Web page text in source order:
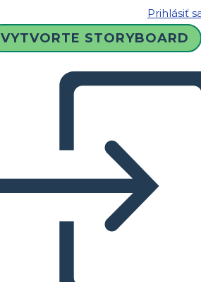
Prihlásiť
VYTVORTE STORYBOARD